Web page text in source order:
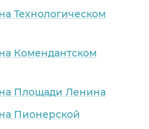
Технологическом
Комендантском
Площади Ленина
Пионерской